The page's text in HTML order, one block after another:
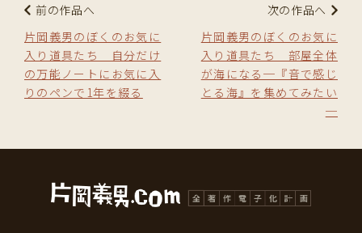
前の作品へ
片岡義男のぼくのお気に
入り道具たち 自分だけ
の万能ノートにお気に入
りのペンで1年を綴る
次の作品へ
片岡義男のぼくのお気に
入り道具たち 部屋全体
が海になる─『音で感じ
とる海』を集めてみたい
─